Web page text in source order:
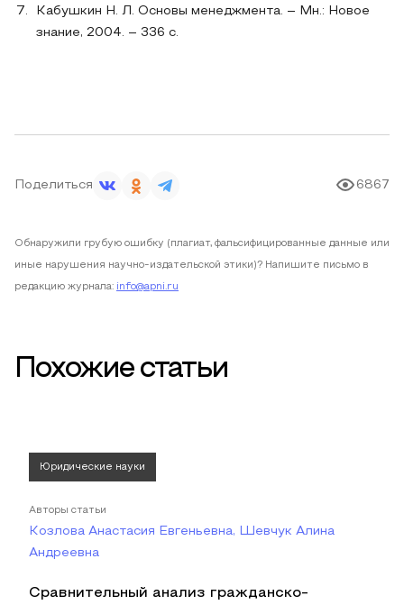
Кабушкин Н. Л. Основы менеджмента. – Мн.: Новое
знание, 2004. – 336 с.
Поделиться 6867
Обнаружили грубую ошибку (плагиат, фальсифицированные данные или
иные нарушения научно-издательской этики)? Напишите письмо в
редакцию журнала: info@apni.ru
Похожие статьи
Юридические науки
Авторы статьи
Козлова Анастасия Евгеньевна, Шевчук Алина
Андреевна
Сравнительный анализ гражданско-